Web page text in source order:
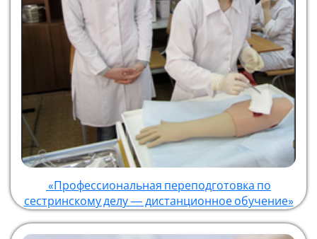
«Профессиональная переподготовка по
сестринскому делу — дистанционное обучение»